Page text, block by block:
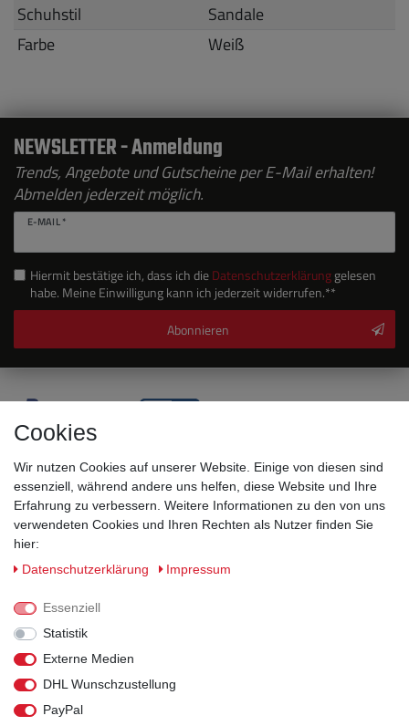
Schuhstil
Sandale
Farbe
Weiß
NEWSLETTER - Anmeldung
Trends, Angebote und Gutscheine per E-Mail erhalten!
Abmelden jederzeit möglich.
E-MAIL *
Hiermit bestätige ich, dass ich dieDaten­schutz­erklärunggelesen
habe. Meine Einwilligung kann ich jederzeit widerrufen.**
Abonnieren
Sicherheitsklassen
Informationen
Versand
Rechtliches
Cookies
Wir nutzen Cookies auf unserer Website. Einige von diesen sind
essenziell, während andere uns helfen, diese Website und Ihre
Erfahrung zu verbessern. Weitere Informationen zu den von uns
verwendeten Cookies und Ihren Rechten als Nutzer finden Sie
hier:
Daten­schutz­erklärung
Impressum
Essenziell
Statistik
Externe Medien
DHL Wunschzustellung
PayPal